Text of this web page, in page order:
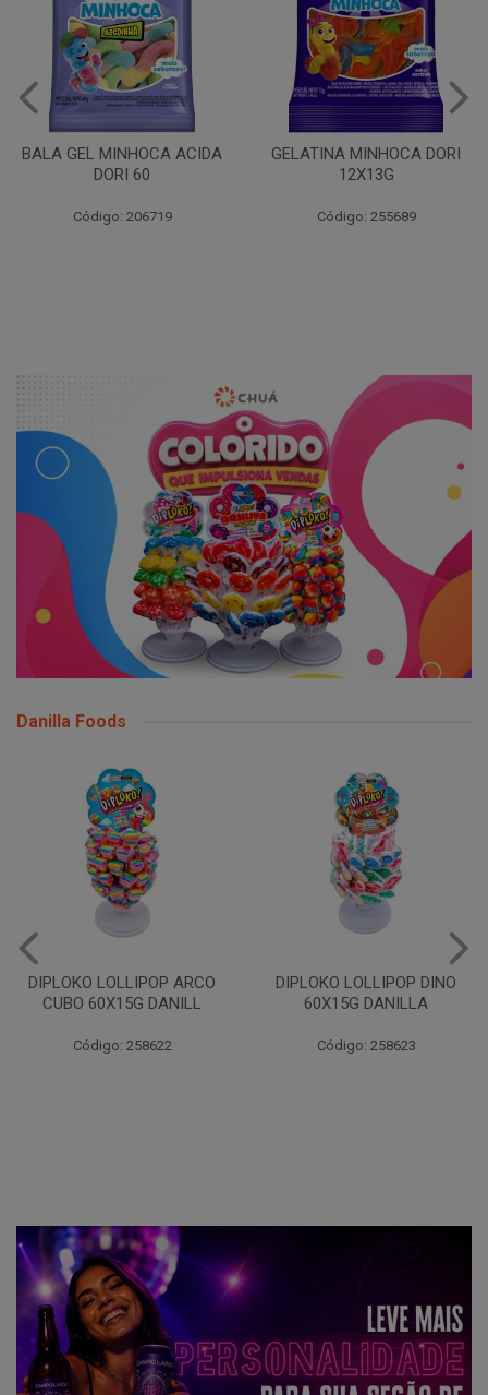
GELATINA MINHOCA DORI
12X13G
Código: 255689
TUBO MORANGO 70GR
Danilla Foods
DIPLOKO LOLLIPOP ARCO
CUBO 60X15G DANILL
Código: 258622
DIPLOKO LOLLIPOP DINO
60X15G DANILLA
Código: 258623